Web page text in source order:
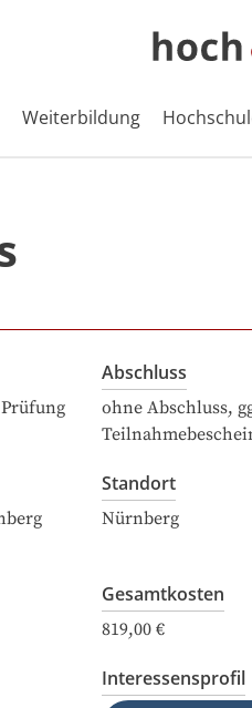
Weiterbildung
Abschluss
ohne Abschluss,
Standort
Nürnberg
Gesamtkosten
819,00 €
Interessensprofil